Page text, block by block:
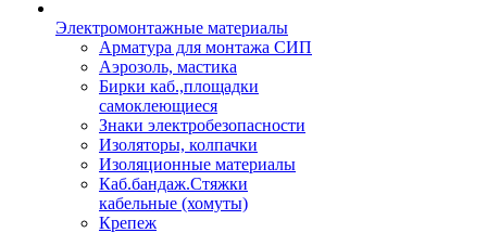
Электромонтажные материалы
Арматура для монтажа СИП
Аэрозоль, мастика
Бирки каб.,площадки
самоклеющиеся
Знаки электробезопасности
Изоляторы, колпачки
Изоляционные материалы
Каб.бандаж.Стяжки
кабельные (хомуты)
Крепеж